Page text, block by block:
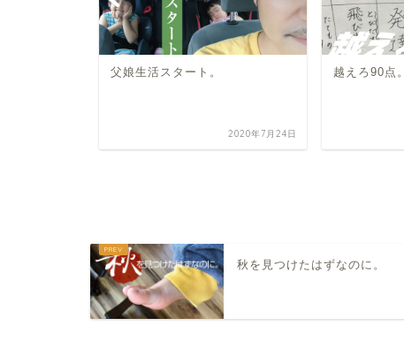
父娘生活スタート。
2020年7月24日
越えろ90点。
秋を見つけたはずなのに。